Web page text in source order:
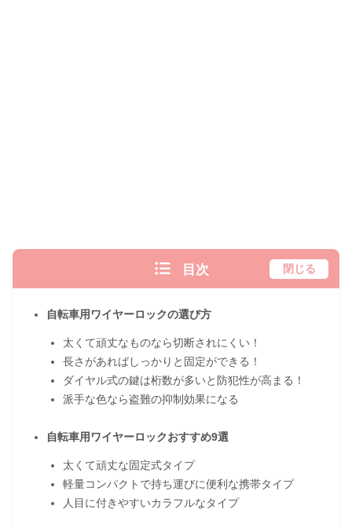
目次 閉じる
自転車用ワイヤーロックの選び方
太くて頑丈なものなら切断されにくい！
長さがあればしっかりと固定ができる！
ダイヤル式の鍵は桁数が多いと防犯性が高まる！
派手な色なら盗難の抑制効果になる
自転車用ワイヤーロックおすすめ9選
太くて頑丈な固定式タイプ
軽量コンパクトで持ち運びに便利な携帯タイプ
人目に付きやすいカラフルなタイプ